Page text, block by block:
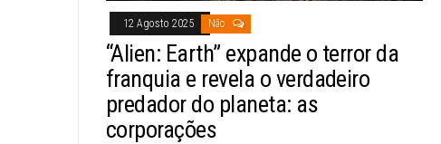
12 Agosto 2025 Não
“Alien: Earth” expande o terror da
franquia e revela o verdadeiro
predador do planeta: as
corporações